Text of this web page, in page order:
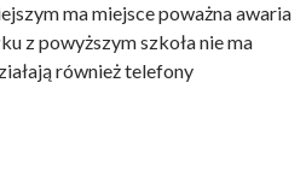
ma miejsce poważna awaria
z powyższym szkoła nie ma
również telefony